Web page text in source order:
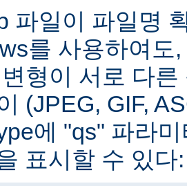
파일이 파일명
를 사용하여도
형이 서로 다
(JPEG, GIF,
에 "qs" 파라
표시할 수 있다: